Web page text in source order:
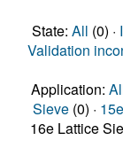
State: All (0) ·
Validation
Application:
Sieve (0) ·
16e Lattice